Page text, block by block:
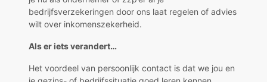
bedrijfsverzekeringen door ons laat regelen of advies
wilt over inkomenszekerheid.
Als er iets verandert…
Het voordeel van persoonlijk contact is dat we jou en